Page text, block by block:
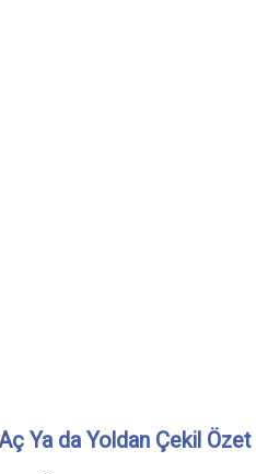
Ya da Yoldan Çekil Özet